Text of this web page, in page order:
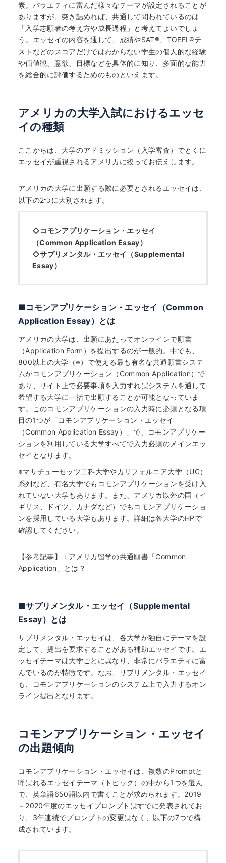
素。バラエティに富んだ様々なテーマが設定されることが
ありますが、突き詰めれば、共通して問われているのは
「入学志願者の考え方や成長過程」と考えてよいでしょ
う。エッセイの内容を通して、成績やSAT®、TOEFL®テ
ストなどのスコアだけではわからない学生の個人的な経験
や価値観、意欲、目標などを具体的に知り、多面的な能力
を総合的に評価するためのものといえます。
アメリカの大学入試におけるエッセ
イの種類
ここからは、大学のアドミッション（入学審査）でとくに
エッセイが重視されるアメリカに絞ってお伝えします。
アメリカの大学に出願する際に必要とされるエッセイは、
以下の2つに大別されます。
◇コモンアプリケーション・エッセイ
（Common Application Essay）
◇サプリメンタル・エッセイ（Supplemental
Essay）
■コモンアプリケーション・エッセイ（Common
Application Essay）とは
アメリカの大学は、出願にあたってオンラインで願書
（Application Form）を提出するのが一般的。中でも、
800以上の大学（※）で使える最も有名な共通願書システ
ムがコモンアプリケーション（Common Application）で
あり、サイト上で必要事項を入力すればシステムを通して
希望する大学に一括で出願することが可能となっていま
す。このコモンアプリケーションの入力時に必須となる項
目の1つが「コモンアプリケーション・エッセイ
（Common Application Essay）」で、コモンアプリケー
ションを利用している大学すべてで入力必須のメインエッ
セイとなります。
※マサチューセッツ工科大学やカリフォルニア大学（UC）
系列など、有名大学でもコモンアプリケーションを受け入
れていない大学もあります。また、アメリカ以外の国（イ
ギリス、ドイツ、カナダなど）でもコモンアプリケーショ
ンを採用している大学もあります。詳細は各大学のHPで
確認してください。
【参考記事】： アメリカ留学の共通願書「Common
Application」とは？
■サプリメンタル・エッセイ（Supplemental
Essay）とは
サプリメンタル・エッセイは、各大学が独自にテーマを設
定して、提出を要求することがある補助エッセイです。エ
ッセイテーマは大学ごとに異なり、非常にバラエティに富
んでいるのが特徴です。なお、サプリメンタル・エッセイ
も、コモンアプリケーションのシステム上で入力するオン
ライン提出となります。
コモンアプリケーション・エッセイ
の出題傾向
コモンアプリケーション・エッセイは、複数のPromptと
呼ばれるエッセイテーマ（トピック）の中から1つを選ん
で、英単語650語以内で書くことが求められます。2019
－2020年度のエッセイプロンプトはすでに発表されてお
り、3年連続でプロンプトの変更はなく、以下の7つで構
成されています。